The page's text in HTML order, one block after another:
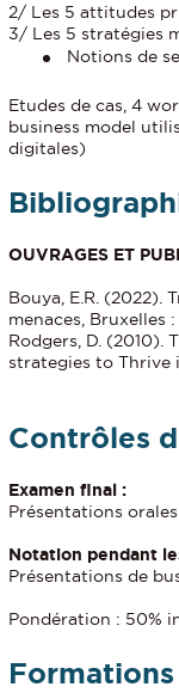
2/ Les 5 attitudes
3/ Les 5 stratégies
Notions de
Etudes de cas, 4
business model
digitales)
OUVRAGES ET
Bouya, E.R.
menaces, Bruxelles
Rodgers, D. (2010).
strategies to Thrive
Contrôles
Examen final :
Présentations
Notation pendant
Présentations de
Pondération : 50%